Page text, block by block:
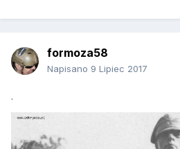
formoza58
Napisano 9 Lipiec 2017
.